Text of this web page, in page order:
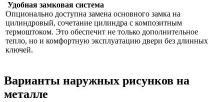
Удобная замковая система
Опционально доступна замена основного замка на
цилиндровый, сочетание цилиндра с композитным
термоштоком. Это обеспечит не только дополнительное
тепло, но и комфортную эксплуатацию двери без длинных
ключей.
Варианты наружных рисунков на
металле